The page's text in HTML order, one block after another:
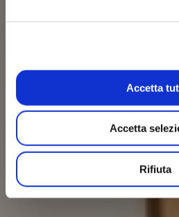
Accetta
Accetta
Rifiuta